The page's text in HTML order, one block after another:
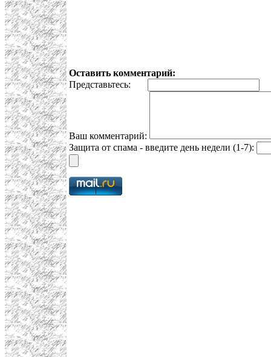
Оставить комментарий:
Представьтесь:
Ваш комментарий:
Защита от спама - введите день недели (1-7):